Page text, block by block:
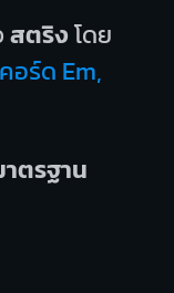
สตริงโดย
อร์ด Em,
ตรฐาน